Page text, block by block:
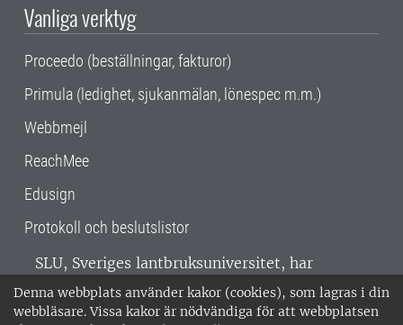
Denna webbplats använder kakor (cookies), som lagras i din
webbläsare. Vissa kakor är nödvändiga för att webbplatsen
Vanliga verktyg
Proceedo (beställningar, fakturor)
Primula (ledighet, sjukanmälan, lönespec m.m.)
Webbmejl
ReachMee
Edusign
Protokoll och beslutslistor
SLU, Sveriges lantbruksuniversitet, har
verksamhet över hela Sverige. Huvudorter är
Alnarp, Uppsala och Umeå.SLU är